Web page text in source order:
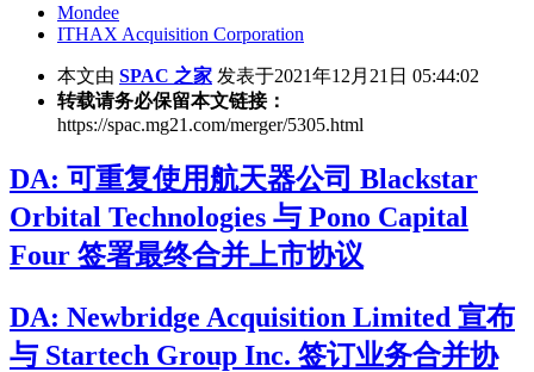
Mondee
ITHAX Acquisition Corporation
本文由 SPAC 之家 发表于2021年12月21日 05:44:02
转载请务必保留本文链接：
https://spac.mg21.com/merger/5305.html
DA: 可重复使用航天器公司 Blackstar
Orbital Technologies 与 Pono Capital
Four 签署最终合并上市协议
DA: Newbridge Acquisition Limited 宣布
与 Startech Group Inc. 签订业务合并协